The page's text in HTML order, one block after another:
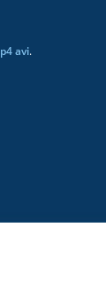
avi.